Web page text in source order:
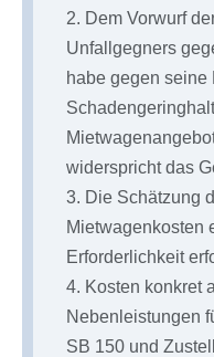
2. Dem Vorwurf
Unfallgegners
habe gegen seine
widerspricht das
3. Die Schätzung
Mietwagenkosten
Erforderlichkeit
4. Kosten konkret
Nebenleistungen
SB 150 und